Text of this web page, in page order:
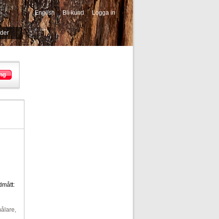
English Bli kund Logga in
-->